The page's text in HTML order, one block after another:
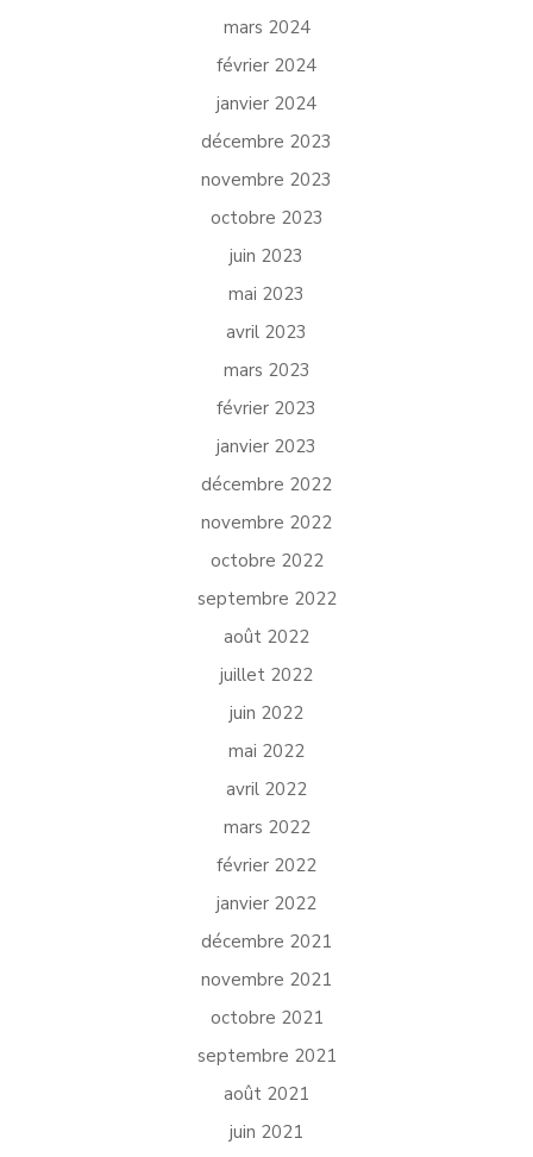
mars 2024
février 2024
janvier 2024
décembre 2023
novembre 2023
octobre 2023
juin 2023
mai 2023
avril 2023
mars 2023
février 2023
janvier 2023
décembre 2022
novembre 2022
octobre 2022
septembre 2022
août 2022
juillet 2022
juin 2022
mai 2022
avril 2022
mars 2022
février 2022
janvier 2022
décembre 2021
novembre 2021
octobre 2021
septembre 2021
août 2021
juin 2021